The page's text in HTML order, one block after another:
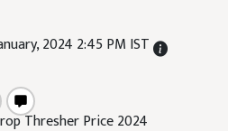
2024 2:45 PM IST